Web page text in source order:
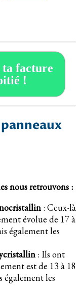
facture
!
nous retrouvons :
: Ceux-là
évolue de 17 à
également les
: Ils ont
est de 13 à 18
également les